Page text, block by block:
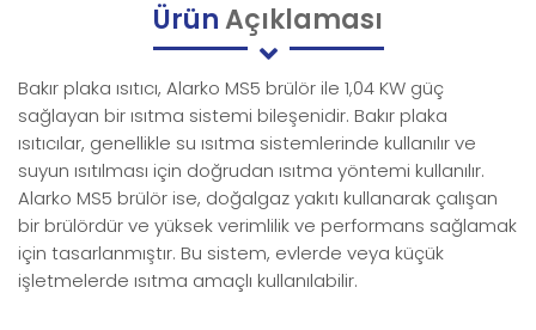
ÜrünAçıklaması
Bakır plaka ısıtıcı, Alarko MS5 brülör ile 1,04 KW güç
sağlayan bir ısıtma sistemi bileşenidir. Bakır plaka
ısıtıcılar, genellikle su ısıtma sistemlerinde kullanılır ve
suyun ısıtılması için doğrudan ısıtma yöntemi kullanılır.
Alarko MS5 brülör ise, doğalgaz yakıtı kullanarak çalışan
bir brülördür ve yüksek verimlilik ve performans sağlamak
için tasarlanmıştır. Bu sistem, evlerde veya küçük
işletmelerde ısıtma amaçlı kullanılabilir.